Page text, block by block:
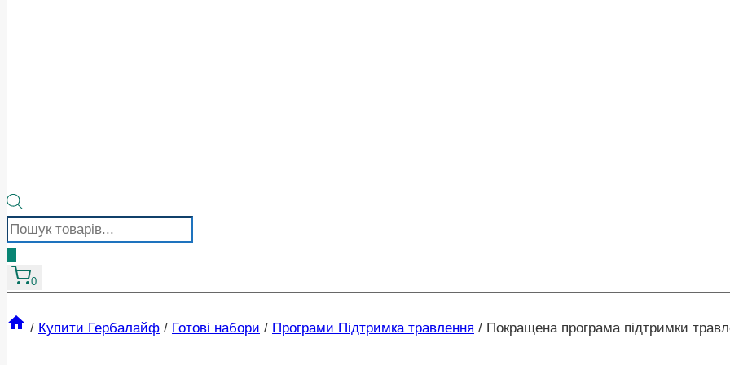
Пошук
товарів
0
/ Купити Гербалайф / Готові набори / Програми Підтримка травлення / Покращена програма підтримки